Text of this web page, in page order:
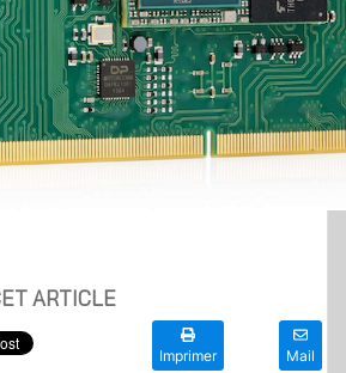
ARTICLE
Imprimer Mail